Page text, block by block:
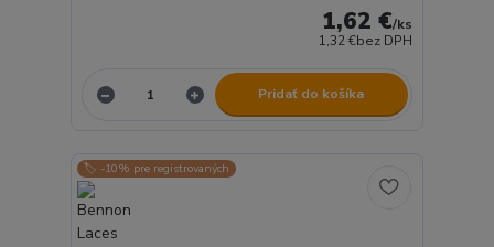
1,62 €/ks
1,32 €bez DPH
Pridať do košíka
🏷️ -10% pre registrovaných